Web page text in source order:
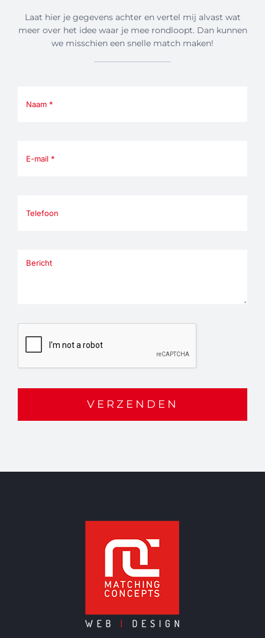
Laat hier je gegevens achter en vertel mij alvast wat
meer over het idee waar je mee rondloopt. Dan kunnen
we misschien een snelle match maken!
VERZENDEN